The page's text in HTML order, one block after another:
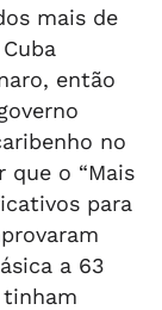
mais de
então
no
que o “Mais
para
a 63